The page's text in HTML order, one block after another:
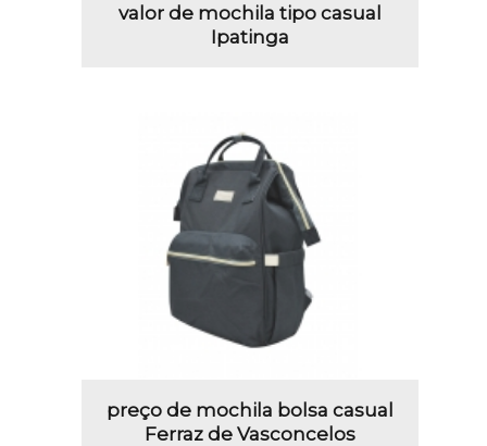
valor de mochila tipo casual
Ipatinga
preço de mochila bolsa casual
Ferraz de Vasconcelos